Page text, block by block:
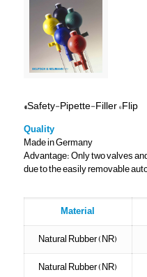
«Safety-Pipette-Filler «Flip
Quality
Made in Germany
Advantage: Only two valves
due to the easily removable
Material
Natural Rubber (NR)
Natural Rubber (NR)